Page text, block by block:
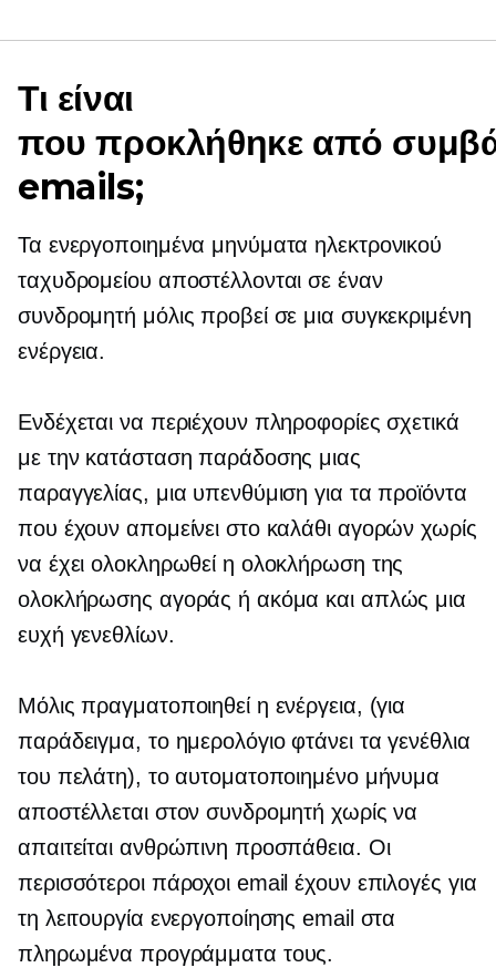
Τι είναι
που προκλήθηκε από
emails;
Τα ενεργοποιημένα μηνύματα ηλεκτρονικού
ταχυδρομείου αποστέλλονται σε έναν
συνδρομητή μόλις προβεί σε μια συγκεκριμένη
ενέργεια.
Ενδέχεται να περιέχουν πληροφορίες σχετικά
με την κατάσταση παράδοσης μιας
παραγγελίας, μια υπενθύμιση για τα προϊόντα
που έχουν απομείνει στο καλάθι αγορών χωρίς
να έχει ολοκληρωθεί η ολοκλήρωση της
ολοκλήρωσης αγοράς ή ακόμα και απλώς μια
ευχή γενεθλίων.
Μόλις πραγματοποιηθεί η ενέργεια, (για
παράδειγμα, το ημερολόγιο φτάνει τα γενέθλια
του πελάτη), το αυτοματοποιημένο μήνυμα
αποστέλλεται στον συνδρομητή χωρίς να
απαιτείται ανθρώπινη προσπάθεια. Οι
περισσότεροι πάροχοι email έχουν επιλογές για
τη λειτουργία ενεργοποίησης email στα
πληρωμένα προγράμματα τους.